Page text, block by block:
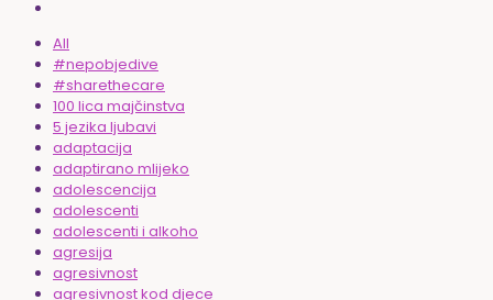
All
#nepobjedive
#sharethecare
100 lica majčinstva
5 jezika ljubavi
adaptacija
adaptirano mlijeko
adolescencija
adolescenti
adolescenti i alkoho
agresija
agresivnost
agresivnost kod djece